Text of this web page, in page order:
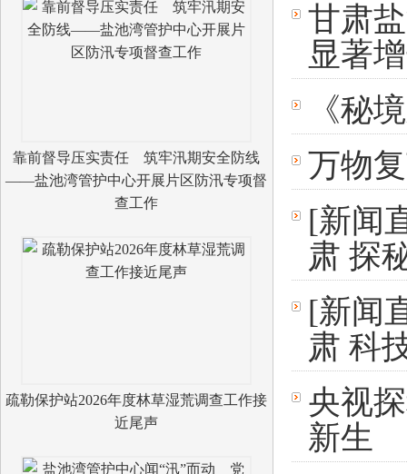
靠前督导压实责任 筑牢汛期安全防线
——盐池湾管护中心开展片区防汛专项督
查工作
疏勒保护站2026年度林草湿荒调查工作接
近尾声
甘肃
显著
《秘
万物
[新闻
肃 探
[新闻
肃 科
央视
新生